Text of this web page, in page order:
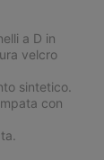
a D in
velcro
sintetico.
con